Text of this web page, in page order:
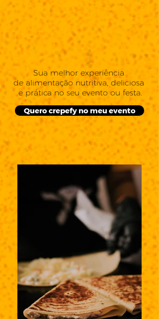
Sua melhor experiência
de alimentação nutritiva, deliciosa
e prática no seu evento ou festa.
Quero crepefy no meu evento